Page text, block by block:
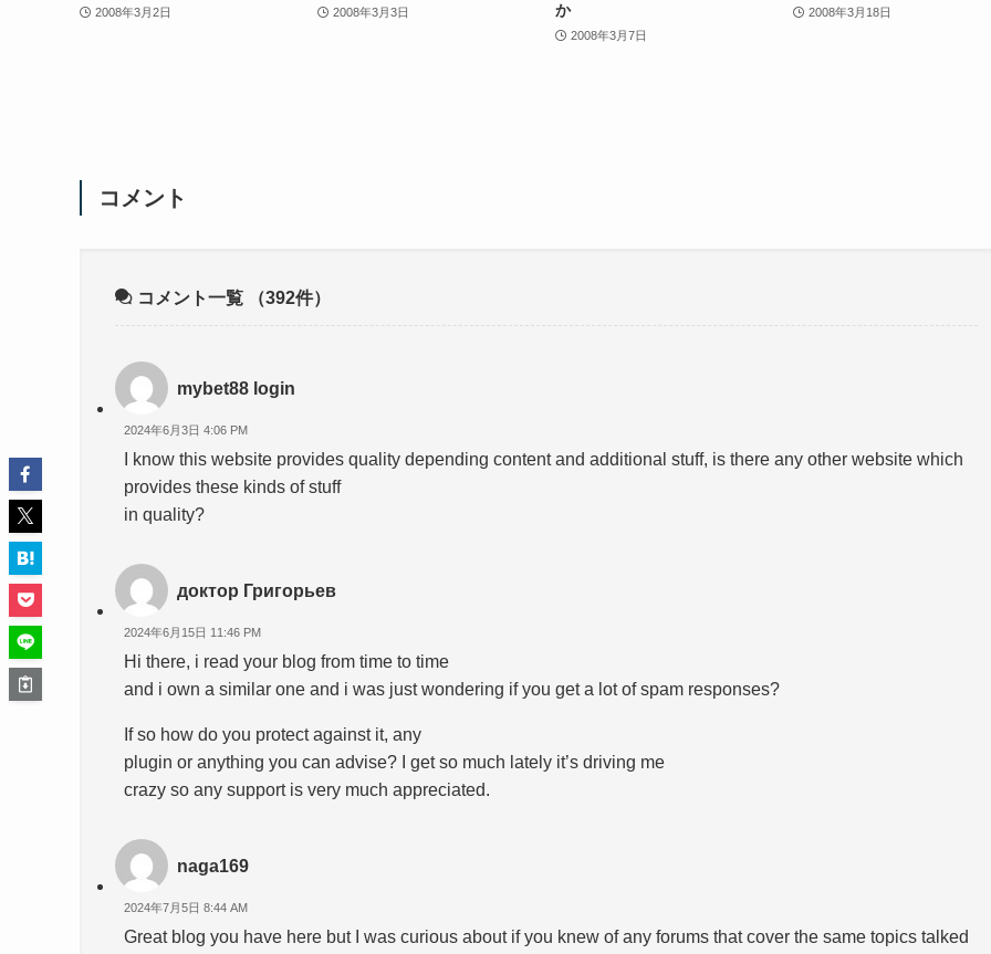
2008年3月2日 2008年3月3日
か
2008年3月7日
2008年3月18日
コメント
コメント一覧 （392件）
mybet88 login
2024年6月3日 4:06 PM
I know this website provides quality depending content and additional stuff, is there any other website which
provides these kinds of stuff
in quality?
доктор Григорьев
2024年6月15日 11:46 PM
Hi there, i read your blog from time to time
and i own a similar one and i was just wondering if you get a lot of spam responses?
If so how do you protect against it, any
plugin or anything you can advise? I get so much lately it’s driving me
crazy so any support is very much appreciated.
naga169
2024年7月5日 8:44 AM
Great blog you have here but I was curious about if you knew of any forums that cover the same topics talked